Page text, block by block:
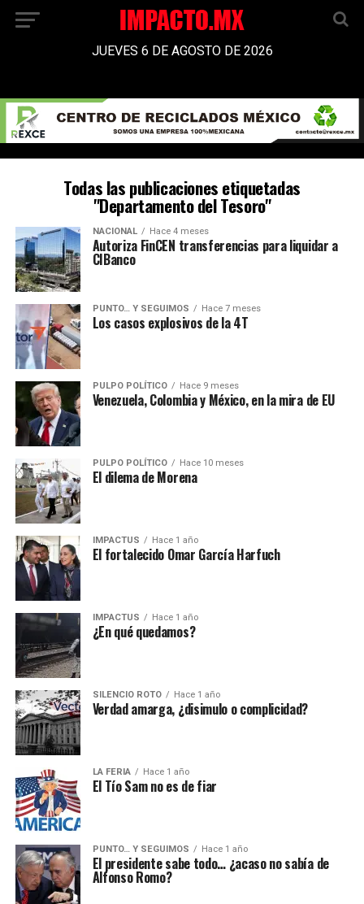
JUEVES 6 DE AGOSTO DE 2026
Todas las publicaciones etiquetadas
"Departamento del Tesoro"
NACIONAL Hace 4 meses
Autoriza FinCEN transferencias para liquidar a
CIBanco
PUNTO… Y SEGUIMOS Hace 7 meses
Los casos explosivos de la 4T
PULPO POLÍTICO Hace 9 meses
Venezuela, Colombia y México, en la mira de EU
PULPO POLÍTICO Hace 10 meses
El dilema de Morena
IMPACTUS Hace 1 año
El fortalecido Omar García Harfuch
IMPACTUS Hace 1 año
¿En qué quedamos?
SILENCIO ROTO Hace 1 año
Verdad amarga, ¿disimulo o complicidad?
LA FERIA Hace 1 año
El Tío Sam no es de fiar
PUNTO… Y SEGUIMOS Hace 1 año
El presidente sabe todo… ¿acaso no sabía de
Alfonso Romo?